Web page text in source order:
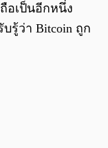
อเป็นอีกหนึ่ง
รู้ว่า Bitcoin ถูก